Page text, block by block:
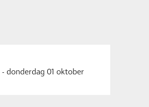
- donderdag 01 oktober